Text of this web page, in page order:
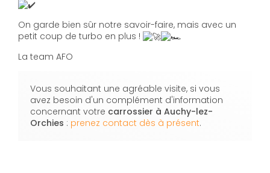
On garde bien sûr notre savoir-faire, mais avec un
petit coup de turbo en plus !
La team AFO
Vous souhaitant une agréable visite, si vous
avez besoin d'un complément d'information
concernant votre carrossier à Auchy-lez-
Orchies : prenez contact dès à présent.